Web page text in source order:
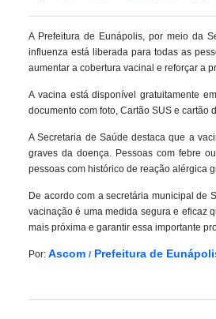
A Prefeitura de Eunápolis, por meio da
influenza está liberada para todas as
aumentar a cobertura vacinal e reforçar a
A vacina está disponível gratuitamente
documento com foto, Cartão SUS e
A Secretaria de Saúde destaca que a
graves da doença. Pessoas com febre
pessoas com histórico de reação alérgica
De acordo com a secretária municipal de
vacinação é uma medida segura e eficaz
mais próxima e garantir essa importante
Por: Ascom / Prefeitura de